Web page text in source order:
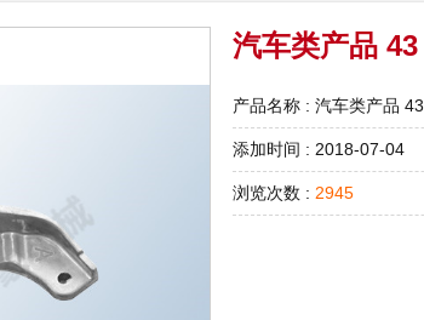
汽车类产品 43
产品名称 : 汽车类产品 43
添加时间 : 2018-07-04
浏览次数 : 2945